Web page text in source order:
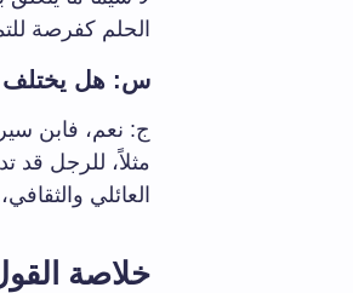
الحلم كفرصة
س: هل يختلف
ج: نعم، فابن
مثلاً، للرجل قد
العائلي
خلاصة